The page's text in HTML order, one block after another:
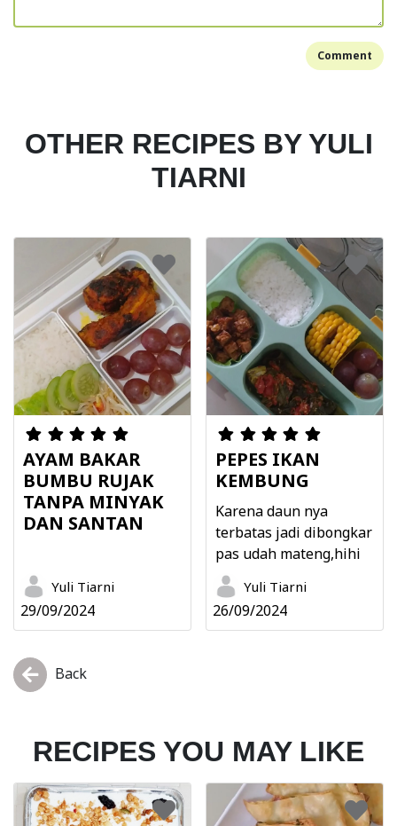
Comment
OTHER RECIPES BY YULI
TIARNI
AYAM BAKAR
BUMBU RUJAK
TANPA MINYAK
DAN SANTAN
Yuli Tiarni
29/09/2024
PEPES IKAN
KEMBUNG
Karena daun nya
terbatas jadi dibongkar
pas udah mateng,hihi
Yuli Tiarni
26/09/2024
Back
RECIPES YOU MAY LIKE